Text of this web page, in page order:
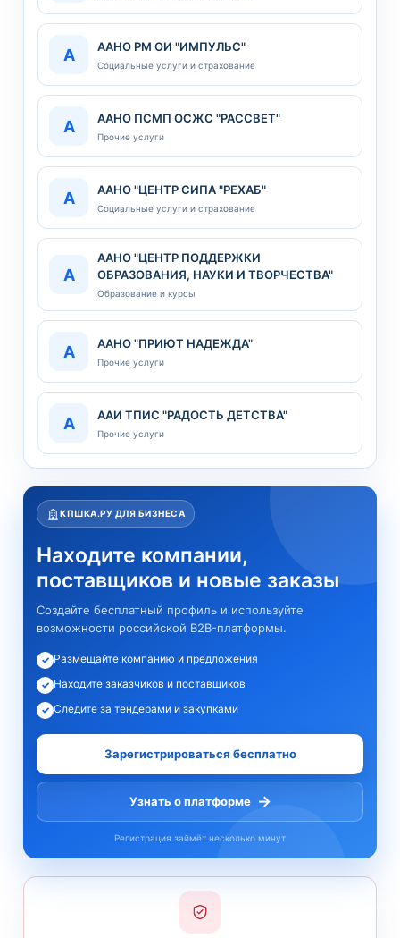
А ААНО РМ ОИ "ИМПУЛЬС"
Социальные услуги и страхование
А ААНО ПСМП ОСЖС "РАССВЕТ"
Прочие услуги
А ААНО "ЦЕНТР СИПА "РЕХАБ"
Социальные услуги и страхование
А
ААНО "ЦЕНТР ПОДДЕРЖКИ
ОБРАЗОВАНИЯ, НАУКИ И ТВОРЧЕСТВА"
Образование и курсы
А ААНО "ПРИЮТ НАДЕЖДА"
Прочие услуги
А ААИ ТПИС "РАДОСТЬ ДЕТСТВА"
Прочие услуги
КПШКА.РУ ДЛЯ БИЗНЕСА
Находите компании,
поставщиков и новые заказы
Создайте бесплатный профиль и используйте
возможности российской B2B-платформы.
✓ Размещайте компанию и предложения
✓ Находите заказчиков и поставщиков
✓ Следите за тендерами и закупками
Зарегистрироваться бесплатно
Узнать о платформе →
Регистрация займёт несколько минут